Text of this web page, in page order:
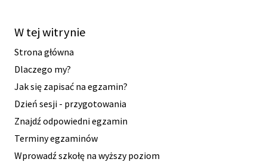
W tej witrynie
Strona główna
Dlaczego my?
Jak się zapisać na egzamin?
Dzień sesji - przygotowania
Znajdź odpowiedni egzamin
Terminy egzaminów
Wprowadź szkołę na wyższy poziom